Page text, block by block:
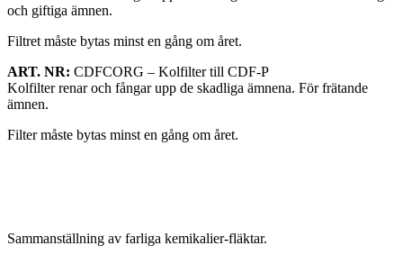
och giftiga ämnen.
Filtret måste bytas minst en gång om året.
ART. NR: CDFCORG – Kolfilter till CDF-P
Kolfilter renar och fångar upp de skadliga ämnena. För frätande
ämnen.
Filter måste bytas minst en gång om året.
Sammanställning av farliga kemikalier-fläktar.